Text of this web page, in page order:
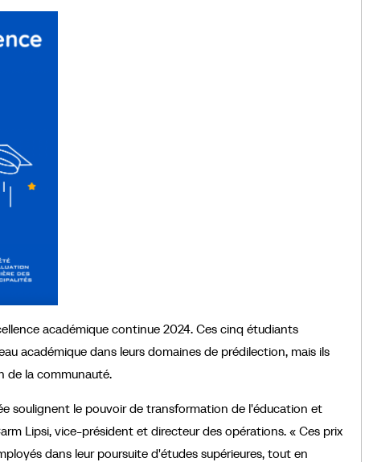
académique continue 2024. Ces cinq étudiants
académique dans leurs domaines de prédilection, mais ils
de la communauté.
soulignent le pouvoir de transformation de l'éducation et
Lipsi, vice-président et directeur des opérations. « Ces prix
dans leur poursuite d'études supérieures, tout en